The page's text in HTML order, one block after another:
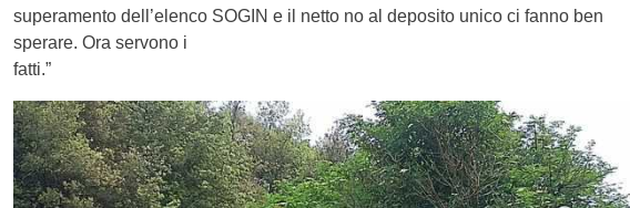
superamento dell’elenco SOGIN e il netto no al deposito unico ci fanno ben
sperare. Ora servono i
fatti.”